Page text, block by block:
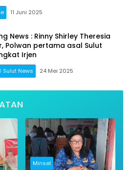
11 Juni 2025
News : Rinny Shirley Theresia
Polwan pertama asal Sulut
Irjen
Sulut News 24 Mei 2025
Minsel